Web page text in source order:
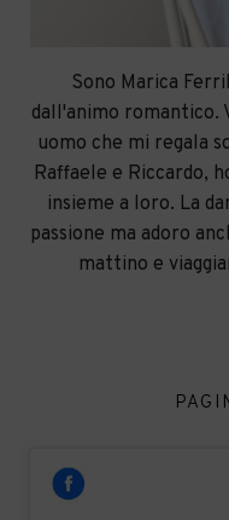
Sono Marica
dall'animo romantico.
uomo che mi regala
Raffaele e Riccardo,
insieme a loro. La
passione ma adoro
mattino e